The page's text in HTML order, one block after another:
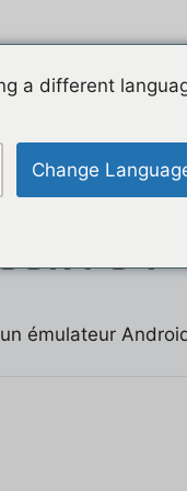
PC ?
émulateur
a different
Change